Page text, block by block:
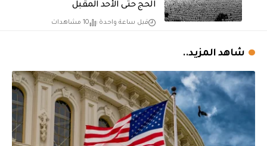
الحج حتى الأحد المقبل
قبل ساعة واحدة 10 مشاهدات
شاهد المزيد..